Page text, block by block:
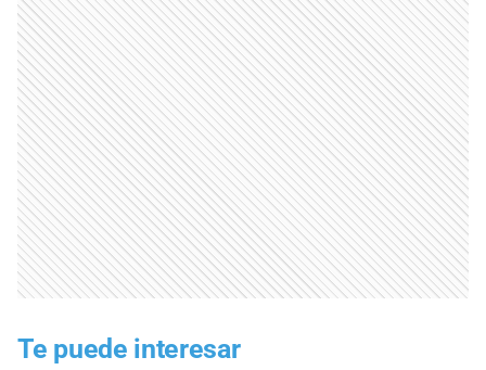
Te puede interesar